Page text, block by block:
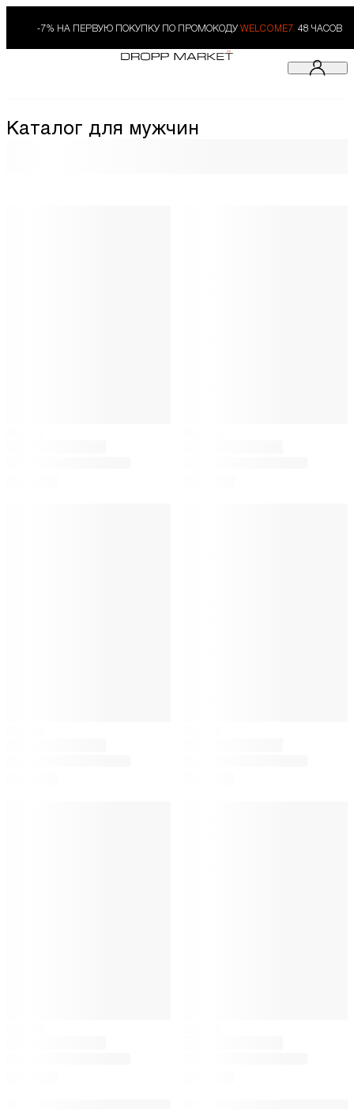
-7% НА ПЕРВУЮ ПОКУПКУ ПО ПРОМОКОДУ WELCOME7. 48 ЧАСОВ
Каталог для мужчин